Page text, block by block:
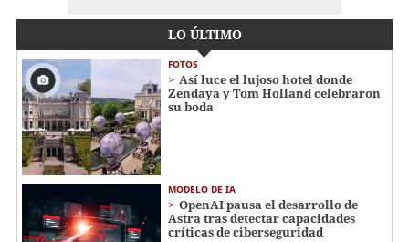
LO ÚLTIMO
FOTOS
Así luce el lujoso hotel donde
Zendaya y Tom Holland celebraron
su boda
MODELO DE IA
OpenAI pausa el desarrollo de
Astra tras detectar capacidades
críticas de ciberseguridad